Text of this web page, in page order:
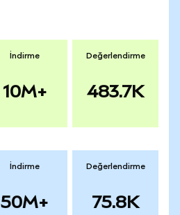
İndirme
10M+
Değerlendirme
483.7K
İndirme
50M+
Değerlendirme
75.8K